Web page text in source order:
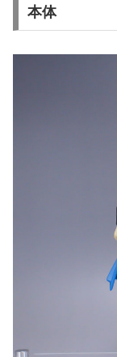
本体